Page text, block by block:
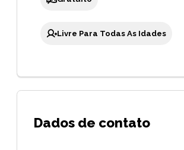
Livre Para Todas As Idades
Dados de contato